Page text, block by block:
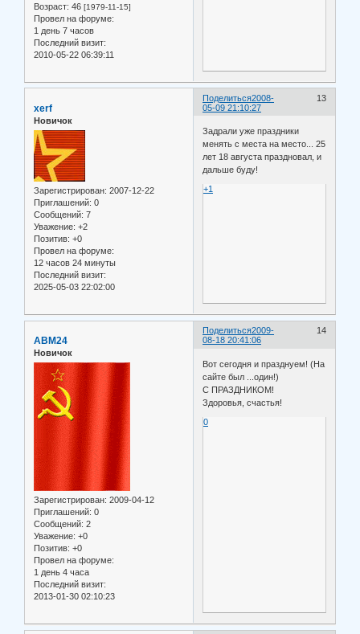
Возраст: 46 [1979-11-15]
Провел на форуме:
1 день 7 часов
Последний визит:
2010-05-22 06:39:11
Поделиться 13
2008-
05-09 21:10:27
xerf
Новичок
Зарегистрирован: 2007-12-22
Приглашений: 0
Сообщений: 7
Уважение: +2
Позитив: +0
Провел на форуме:
12 часов 24 минуты
Последний визит:
2025-05-03 22:02:00
Задрали уже праздники
менять с места на место... 25
лет 18 августа праздновал, и
дальше буду!
+1
Поделиться 14
2009-
08-18 20:41:06
ABM24
Новичок
Зарегистрирован: 2009-04-12
Приглашений: 0
Сообщений: 2
Уважение: +0
Позитив: +0
Провел на форуме:
1 день 4 часа
Последний визит:
2013-01-30 02:10:23
Вот сегодня и празднуем! (На
сайте был ...один!)
С ПРАЗДНИКОМ!
Здоровья, счастья!
0